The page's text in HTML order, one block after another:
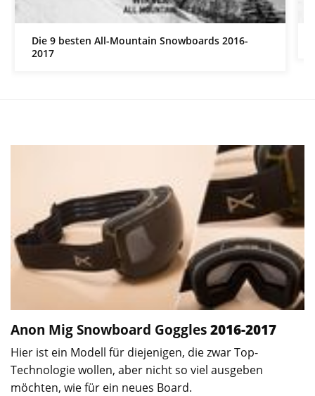
Die 9 besten All-Mountain Snowboards 2016-
2017
Anon MigSnowboard Goggles2016-2017
Hier ist ein Modell für diejenigen, die zwar Top-
Technologie wollen, aber nicht so viel ausgeben
möchten, wie für ein neues Board.